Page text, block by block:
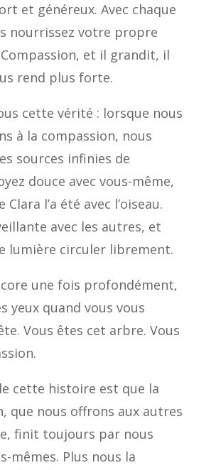
et généreux. Avec chaque
nourrissez votre propre
et il grandit, il
rend plus forte.
cette vérité : lorsque nous
à la compassion, nous
sources infinies de
douce avec vous-même,
l’a été avec l’oiseau.
avec les autres, et
lumière circuler librement.
une fois profondément,
yeux quand vous vous
Vous êtes cet arbre. Vous
cette histoire est que la
que nous offrons aux autres
finit toujours par nous
mêmes. Plus nous la